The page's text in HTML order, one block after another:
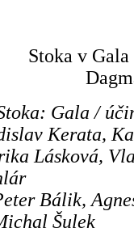
Stoka v
Gala /
Kerata,
Lásková,
Bálik,
Šulek